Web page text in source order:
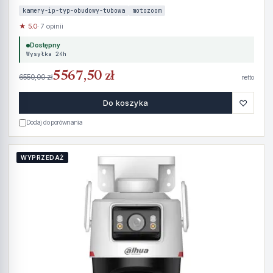
kamery-ip-typ-obudowy-tubowa motozoom
★ 5.0· 7 opinii
Dostępny
Wysyłka 24h
6550,00 zł5567,50 zł netto
Do koszyka ♡
Dodaj do porównania
WYPRZEDAŻ